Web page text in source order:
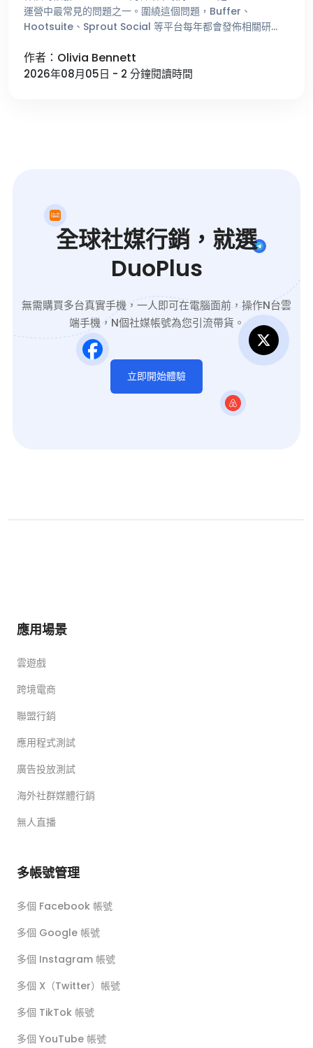
運營中最常見的問題之一。圍繞這個問題，Buffer、
Hootsuite、Sprout Social 等平台每年都會發佈相關研
作者：Olivia Bennett
2026年08月05日 - 2 分鐘閱讀時間
全球社媒行銷，就選
DuoPlus
無需購買多台真實手機，一人即可在電腦面前，操作N台雲
端手機，N個社媒帳號為您引流帶貨。
立即開始體驗
應用場景
雲遊戲
跨境電商
聯盟行銷
應用程式測試
廣告投放測試
海外社群媒體行銷
無人直播
多帳號管理
多個 Facebook 帳號
多個 Google 帳號
多個 Instagram 帳號
多個 X（Twitter）帳號
多個 TikTok 帳號
多個 YouTube 帳號